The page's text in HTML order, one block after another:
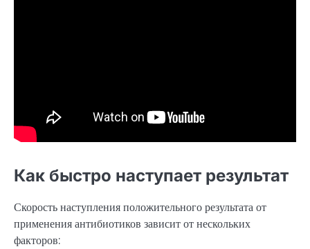
Как быстро наступает результат
Скорость наступления положительного результата от
применения антибиотиков зависит от нескольких
факторов: